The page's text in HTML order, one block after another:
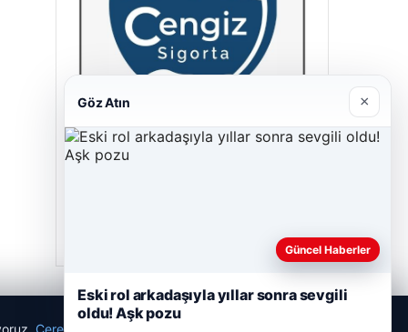
Çerez Politikamız
Göz Atın ×
Güncel Haberler
Eski rol arkadaşıyla yıllar sonra sevgili
oldu! Aşk pozu